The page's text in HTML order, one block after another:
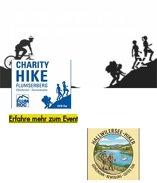
Erfahre mehr zum Event